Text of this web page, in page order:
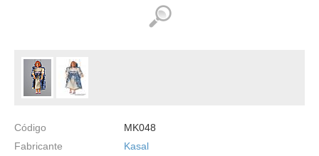
Código
MK048
Fabricante
Kasal